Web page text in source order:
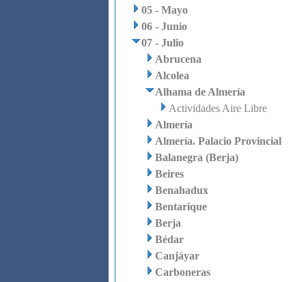
05 - Mayo
06 - Junio
07 - Julio
Abrucena
Alcolea
Alhama de Almería
Actividades Aire Libre
Almería
Almería. Palacio Provincial
Balanegra (Berja)
Beires
Benahadux
Bentarique
Berja
Bédar
Canjáyar
Carboneras